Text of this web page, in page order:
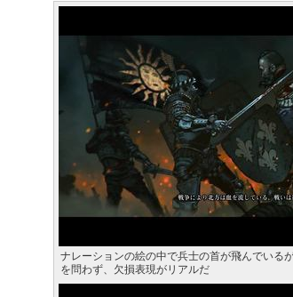
ナレーションの絵の中で兵士の首が飛んでいる
を問わず、欠損表現がリアルだ